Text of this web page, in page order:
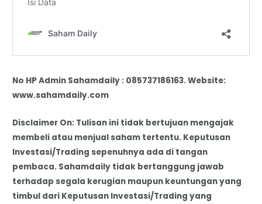
No HP Admin Sahamdaily : 085737186163. Website:
www.sahamdaily.com
Disclaimer On: Tulisan ini tidak bertujuan mengajak
membeli atau menjual saham tertentu. Keputusan
Investasi/Trading sepenuhnya ada di tangan
pembaca. Sahamdaily tidak bertanggung jawab
terhadap segala kerugian maupun keuntungan yang
timbul dari Keputusan Investasi/Trading yang